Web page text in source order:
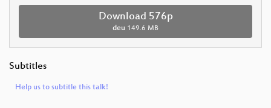
Download 576p
deu 149.6 MB
Subtitles
Help us to subtitle this talk!